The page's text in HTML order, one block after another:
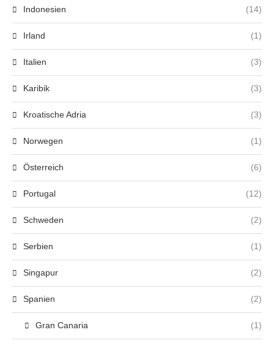
Indonesien (14)
Irland (1)
Italien (3)
Karibik (3)
Kroatische Adria (3)
Norwegen (1)
Österreich (6)
Portugal (12)
Schweden (2)
Serbien (1)
Singapur (2)
Spanien (2)
Gran Canaria (1)